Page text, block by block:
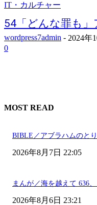
IT・カルチャー
54「どんな罪も」
wordpress7admin - 2024年
0
MOST READ
BIBLE／アブラハムのと
2026年8月7日 22:05
まんが／海を越えて 636
2026年8月6日 23:21